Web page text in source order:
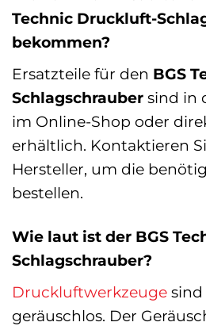
Technic Druckluft-
bekommen?
Ersatzteile für den BGS
Schlagschrauber sind in
im Online-Shop oder
erhältlich. Kontaktieren
Hersteller, um die
bestellen.
Wie laut ist der BGS
Schlagschrauber?
Druckluftwerkzeuge
geräuschlos. Der